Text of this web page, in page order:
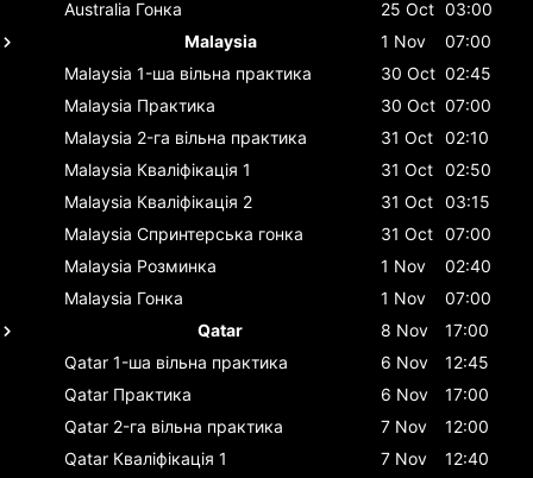
Australia Гонка 25 Oct 03:00
Malaysia
1 Nov
07:00
Malaysia 1-ша вільна практика 30 Oct 02:45
Malaysia Практика 30 Oct 07:00
Malaysia 2-га вільна практика 31 Oct 02:10
Malaysia Кваліфікація 1 31 Oct 02:50
Malaysia Кваліфікація 2 31 Oct 03:15
Malaysia Спринтерська гонка 31 Oct 07:00
Malaysia Розминка 1 Nov
02:40
Malaysia Гонка 1 Nov
07:00
Qatar
8 Nov
17:00
Qatar 1-ша вільна практика 6 Nov
12:45
Qatar Практика 6 Nov
17:00
Qatar 2-га вільна практика 7 Nov
12:00
Qatar Кваліфікація 1 7 Nov
12:40